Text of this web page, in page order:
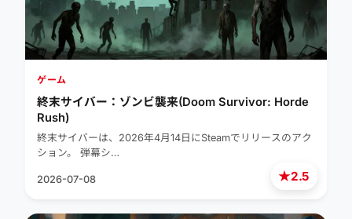
★2.5
ゲーム
終末サイバー：ゾンビ襲来(Doom Survivor: Horde
Rush)
終末サイバーは、2026年4月14日にSteamでリリースのアク
ション。 弾幕シ…
2026-07-08